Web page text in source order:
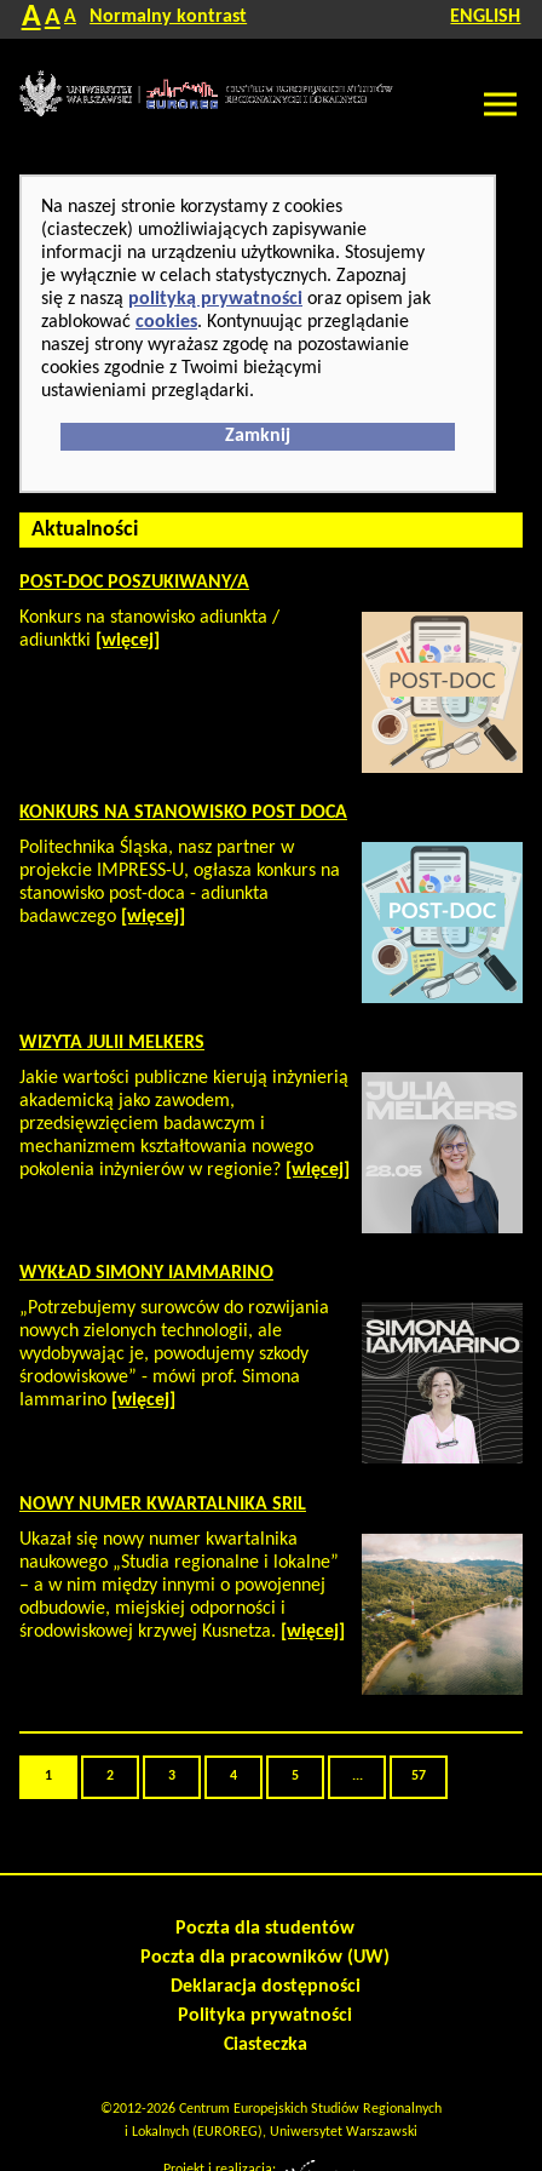
AA A Normalny kontrast ENGLISH
Na naszej stronie korzystamy z cookies
(ciasteczek) umożliwiających zapisywanie
informacji na urządzeniu użytkownika. Stosujemy
je wyłącznie w celach statystycznych. Zapoznaj
się z naszą polityką prywatności oraz opisem jak
zablokować cookies. Kontynuując przeglądanie
naszej strony wyrażasz zgodę na pozostawianie
cookies zgodnie z Twoimi bieżącymi
ustawieniami przeglądarki.
Zamknij
Aktualności
POST-DOC POSZUKIWANY/A
Konkurs na stanowisko adiunkta /
adiunktki
[więcej]
KONKURS NA STANOWISKO POST DOCA
Politechnika Śląska, nasz partner w
projekcie IMPRESS-U, ogłasza konkurs na
stanowisko post-doca - adiunkta
badawczego [więcej]
WIZYTA JULII MELKERS
Jakie wartości publiczne kierują inżynierią
akademicką jako zawodem,
przedsięwzięciem badawczym i
mechanizmem kształtowania nowego
pokolenia inżynierów w regionie? [więcej]
WYKŁAD SIMONY IAMMARINO
„Potrzebujemy surowców do rozwijania
nowych zielonych technologii, ale
wydobywając je, powodujemy szkody
środowiskowe” - mówi prof. Simona
Iammarino [więcej]
NOWY NUMER KWARTALNIKA SRiL
Ukazał się nowy numer kwartalnika
naukowego „Studia regionalne i lokalne”
– a w nim między innymi o powojennej
odbudowie, miejskiej odporności i
środowiskowej krzywej Kusnetza.
[więcej]
1 2 3 4 5 ... 57
Poczta dla studentów
Poczta dla pracowników (UW)
Deklaracja dostępności
Polityka prywatności
Ciasteczka
©2012-2026 Centrum Europejskich Studiów Regionalnych
i Lokalnych (EUROREG), Uniwersytet Warszawski